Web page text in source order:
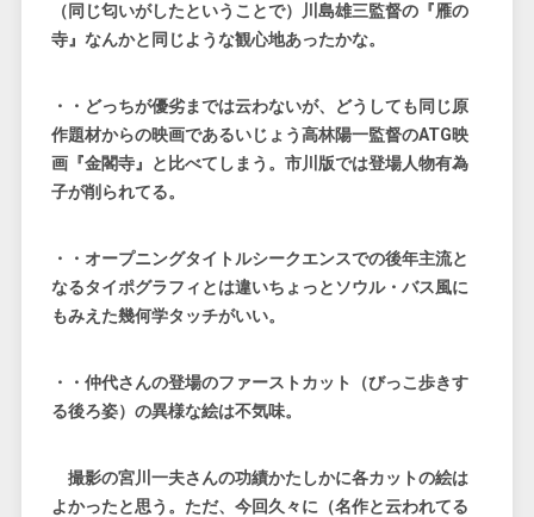
（同じ匂いがしたということで）川島雄三監督の『雁の
寺』なんかと同じような観心地あったかな。
・・どっちが優劣までは云わないが、どうしても同じ原
作題材からの映画であるいじょう高林陽一監督のATG映
画『金閣寺』と比べてしまう。市川版では登場人物有為
子が削られてる。
・・オープニングタイトルシークエンスでの後年主流と
なるタイポグラフィとは違いちょっとソウル・バス風に
もみえた幾何学タッチがいい。
・・仲代さんの登場のファーストカット（びっこ歩きす
る後ろ姿）の異様な絵は不気味。
撮影の宮川一夫さんの功績かたしかに各カットの絵は
よかったと思う。ただ、今回久々に（名作と云われてる